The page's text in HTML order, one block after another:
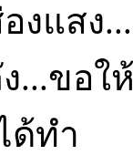
งแสง
...ขอใ
ด้ทำ